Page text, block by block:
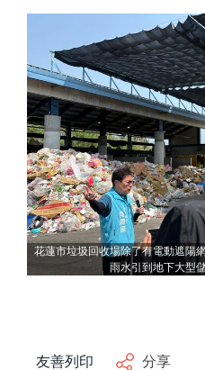
花蓮市垃圾回收場除了有電動遮陽
雨水引到地下大型
友善列印 分享